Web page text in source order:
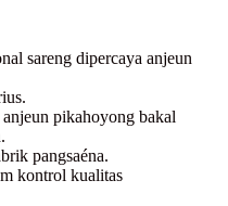
sareng dipercaya anjeun
anjeun pikahoyong bakal
pangsaéna.
kontrol kualitas